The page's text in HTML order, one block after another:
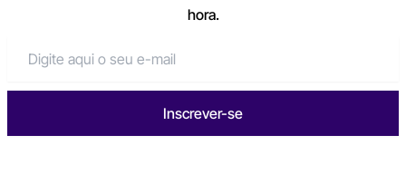
hora.
Inscrever-se